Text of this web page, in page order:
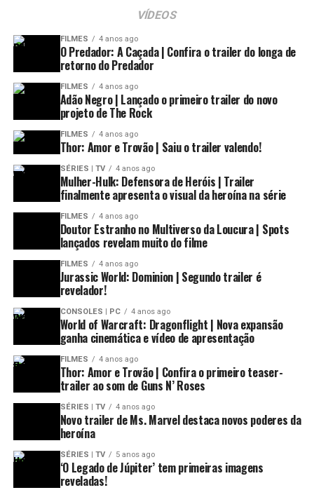
VÍDEOS
FILMES 4 anos ago
O Predador: A Caçada | Confira o trailer do longa de
retorno do Predador
FILMES 4 anos ago
Adão Negro | Lançado o primeiro trailer do novo
projeto de The Rock
FILMES 4 anos ago
Thor: Amor e Trovão | Saiu o trailer valendo!
SÉRIES | TV 4 anos ago
Mulher-Hulk: Defensora de Heróis | Trailer
finalmente apresenta o visual da heroína na série
FILMES 4 anos ago
Doutor Estranho no Multiverso da Loucura | Spots
lançados revelam muito do filme
FILMES 4 anos ago
Jurassic World: Dominion | Segundo trailer é
revelador!
CONSOLES | PC 4 anos ago
World of Warcraft: Dragonflight | Nova expansão
ganha cinemática e vídeo de apresentação
FILMES 4 anos ago
Thor: Amor e Trovão | Confira o primeiro teaser-
trailer ao som de Guns N’ Roses
SÉRIES | TV 4 anos ago
Novo trailer de Ms. Marvel destaca novos poderes da
heroína
SÉRIES | TV 5 anos ago
‘O Legado de Júpiter’ tem primeiras imagens
reveladas!